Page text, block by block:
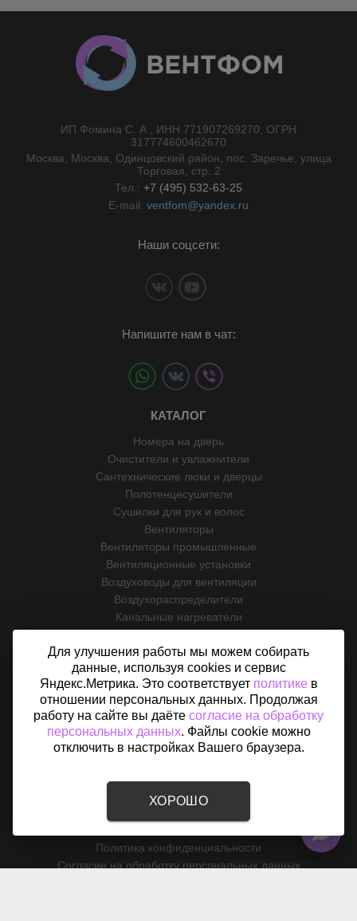
ИП Фомина С. А., ИНН 771907269270, ОГРН
317774600462670
Москва, Москва, Одинцовский район, пос. Заречье, улица
Торговая, стр. 2
Тел.: +7 (495) 532-63-25
E-mail: ventfom@yandex.ru
Наши соцсети:
Напишите нам в чат:
КАТАЛОГ
Номера на дверь
Очистители и увлажнители
Сантехнические люки и дверцы
Полотенцесушители
Сушилки для рук и волос
Вентиляторы
Вентиляторы промышленные
Вентиляционные установки
Воздуховоды для вентиляции
Воздухораспределители
Канальные нагреватели
Приточно-вытяжные системы
Автоматика для вентиляции
Аксессуары для вентиляции
ИНФОРМАЦИЯ
О магазине
Возврат
Политика конфиденциальности
Согласие на обработку персональных данных
Для улучшения работы мы можем собирать
данные, используя cookies и сервис
Яндекс.Метрика. Это соответствует политикев
отношении персональных данных. Продолжая
работу на сайте вы даёте согласие на обработку
персональных данных. Файлы cookie можно
отключить в настройках Вашего браузера.
ХОРОШО